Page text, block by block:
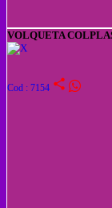
VOLQUETA
Cod : 7154 share